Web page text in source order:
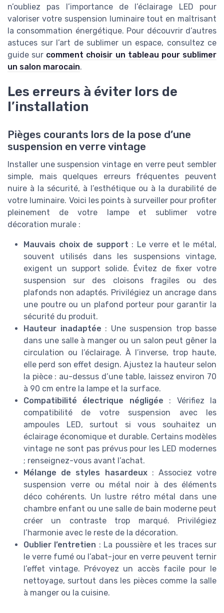
n’oubliez pas l’importance de l’éclairage LED pour
valoriser votre suspension luminaire tout en maîtrisant
la consommation énergétique. Pour découvrir d’autres
astuces sur l’art de sublimer un espace, consultez ce
guide sur comment choisir un tableau pour sublimer
un salon marocain.
Les erreurs à éviter lors de
l’installation
Pièges courants lors de la pose d’une
suspension en verre vintage
Installer une suspension vintage en verre peut sembler
simple, mais quelques erreurs fréquentes peuvent
nuire à la sécurité, à l’esthétique ou à la durabilité de
votre luminaire. Voici les points à surveiller pour profiter
pleinement de votre lampe et sublimer votre
décoration murale :
Mauvais choix de support : Le verre et le métal,
souvent utilisés dans les suspensions vintage,
exigent un support solide. Évitez de fixer votre
suspension sur des cloisons fragiles ou des
plafonds non adaptés. Privilégiez un ancrage dans
une poutre ou un plafond porteur pour garantir la
sécurité du produit.
Hauteur inadaptée : Une suspension trop basse
dans une salle à manger ou un salon peut gêner la
circulation ou l’éclairage. À l’inverse, trop haute,
elle perd son effet design. Ajustez la hauteur selon
la pièce : au-dessus d’une table, laissez environ 70
à 90 cm entre la lampe et la surface.
Compatibilité électrique négligée : Vérifiez la
compatibilité de votre suspension avec les
ampoules LED, surtout si vous souhaitez un
éclairage économique et durable. Certains modèles
vintage ne sont pas prévus pour les LED modernes
; renseignez-vous avant l’achat.
Mélange de styles hasardeux: Associez votre
suspension verre ou métal noir à des éléments
déco cohérents. Un lustre rétro métal dans une
chambre enfant ou une salle de bain moderne peut
créer un contraste trop marqué. Privilégiez
l’harmonie avec le reste de la décoration.
Oublier l’entretien : La poussière et les traces sur
le verre fumé ou l’abat-jour en verre peuvent ternir
l’effet vintage. Prévoyez un accès facile pour le
nettoyage, surtout dans les pièces comme la salle
à manger ou la cuisine.